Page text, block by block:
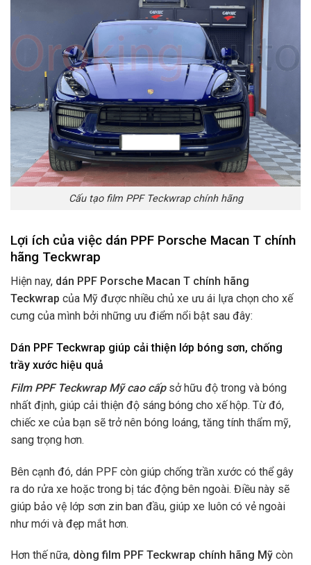
Cấu tạo film PPF Teckwrap chính hãng
Lợi ích của việc dán PPF Porsche Macan T chính
hãng Teckwrap
Hiện nay, dán PPF Porsche Macan T chính hãng
Teckwrap của Mỹ được nhiều chủ xe ưu ái lựa chọn cho xế
cưng của mình bởi những ưu điểm nổi bật sau đây:
Dán PPF Teckwrap giúp cải thiện lớp bóng sơn, chống
trầy xước hiệu quả
Film PPF Teckwrap Mỹ cao cấpsở hữu độ trong và bóng
nhất định, giúp cải thiện độ sáng bóng cho xế hộp. Từ đó,
chiếc xe của bạn sẽ trở nên bóng loáng, tăng tính thẩm mỹ,
sang trọng hơn.
Bên cạnh đó, dán PPF còn giúp chống trần xước có thể gây
ra do rửa xe hoặc trong bị tác động bên ngoài. Điều này sẽ
giúp bảo vệ lớp sơn zin ban đầu, giúp xe luôn có vẻ ngoài
như mới và đẹp mắt hơn.
Hơn thế nữa, dòng film PPF Teckwrap chính hãng Mỹ còn